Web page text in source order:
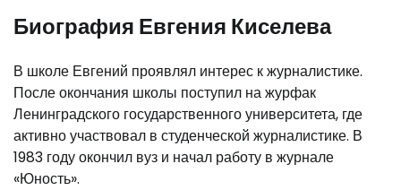
Биография Евгения Киселева
В школе Евгений проявлял интерес к журналистике.
После окончания школы поступил на журфак
Ленинградского государственного университета, где
активно участвовал в студенческой журналистике. В
1983 году окончил вуз и начал работу в журнале
«Юность».